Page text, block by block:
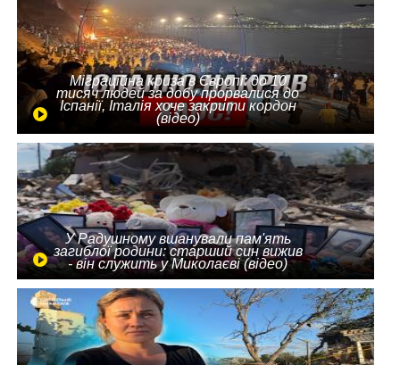
Міграційна криза в Європі: до 10
тисяч людей за добу прорвалися до
Іспанії, Італія хоче закрити кордон
(відео)
У Радушному вшанували пам'ять
загиблої родини: старший син вижив
- він служить у Миколаєві (відео)